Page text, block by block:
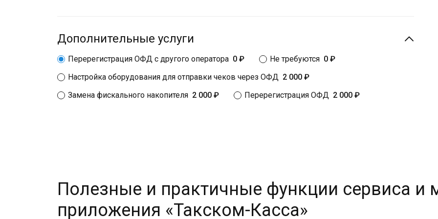
Дополнительные услуги
Перерегистрация ОФД с другого оператора 0 ₽ Не требуются 0 ₽
Настройка оборудования для отправки чеков через ОФД 2 000 ₽
Замена фискального накопителя 2 000 ₽ Перерегистрация ОФД 2 000 ₽
Полезные и практичные функции сервиса и
приложения «Такском-Касса»